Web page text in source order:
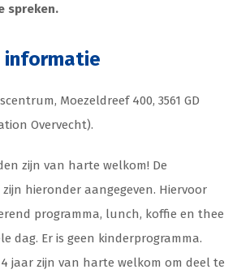
spreken.
informatie
Moezeldreef 400, 3561 GD
Overvecht).
zijn van harte welkom! De
hieronder aangegeven. Hiervoor
programma, lunch, koffie en thee
dag. Er is geen kinderprogramma.
jaar zijn van harte welkom om deel te